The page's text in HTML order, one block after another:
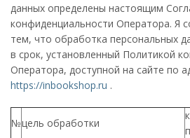
данных определены настоящим
конфиденциальности Оператора. Я
тем, что обработка персональных
в срок, установленный Политикой
Оператора, доступной на сайте по
https://inbookshop.ru .
№цель обработки